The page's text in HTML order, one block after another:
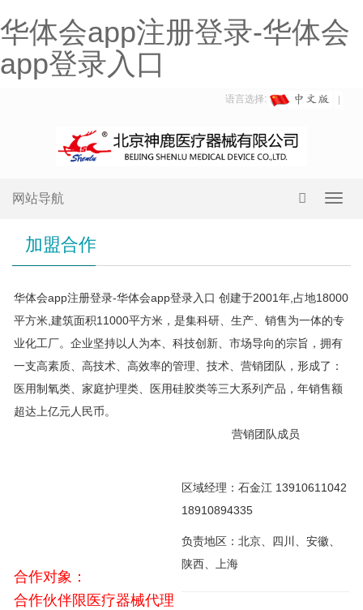
华体会app注册登录-华体会
app登录入口
语言选择:
网站导航
加盟合作
华体会app注册登录-华体会app登录入口 创建于2001年,占地18000
平方米,建筑面积11000平方米，是集科研、生产、销售为一体的专
业化工厂。企业坚持以人为本、科技创新、市场导向的宗旨，拥有
一支高素质、高技术、高效率的管理、技术、营销团队，形成了：
医用制氧类、家庭护理类、医用硅胶类等三大系列产品，年销售额
超达上亿元人民币。
合作对象：
合作伙伴限医疗器械代理
营销团队成员
区域经理：石金江 13910611042
18910894335
负责地区：北京、四川、安徽、
陕西、上海